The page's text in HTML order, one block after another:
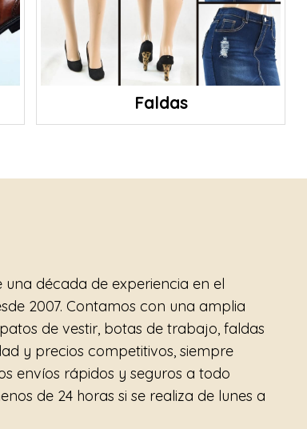
Faldas
una década de experiencia en el
2007. Contamos con una amplia
de vestir, botas de trabajo, faldas
y precios competitivos, siempre
envíos rápidos y seguros a todo
de 24 horas si se realiza de lunes a